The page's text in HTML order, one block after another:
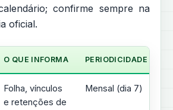
confirme sempre na
oficial.
O QUE INFORMA PERIODICIDADE /
Folha, vínculos
e retenções de
Mensal (dia 7)